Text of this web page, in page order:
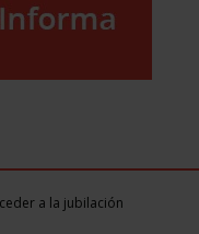
a la jubilación